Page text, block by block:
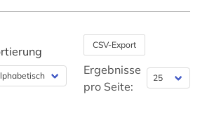
CSV-Export
Ergebnisse
pro Seite: